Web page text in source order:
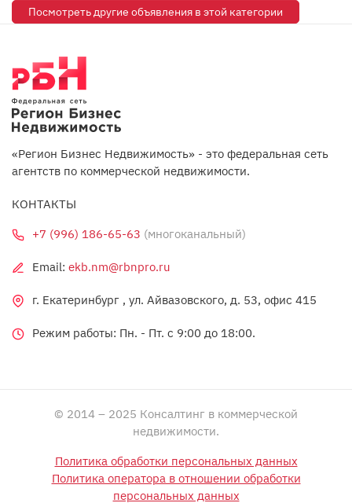
Посмотреть другие объявления в этой категории
«Регион Бизнес Недвижимость» - это федеральная сеть
агентств по коммерческой недвижимости.
КОНТАКТЫ
+7 (996) 186-65-63 (многоканальный)
Email: ekb.nm@rbnpro.ru
г. Екатеринбург , ул. Айвазовского, д. 53, офис 415
Режим работы: Пн. - Пт. c 9:00 до 18:00.
© 2014 – 2025 Консалтинг в коммерческой
недвижимости.
Политика обработки персональных данных
Политика оператора в отношении обработки
персональных данных